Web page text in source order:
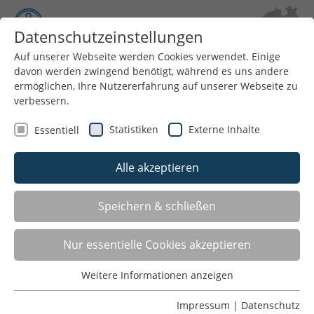
Menü
Marc Brücher
Datenschutzeinstellungen
Auf unserer Webseite werden Cookies verwendet. Einige
davon werden zwingend benötigt, während es uns andere
ermöglichen, Ihre Nutzererfahrung auf unserer Webseite zu
verbessern.
Essentiell Statistiken Externe Inhalte
Alle akzeptieren
Speichern & schließen
Nur essentielle Cookies akzeptieren
Essentielle Cookies werden für grundlegende Funktionen
Weitere Informationen anzeigen
Impressum | Datenschutz